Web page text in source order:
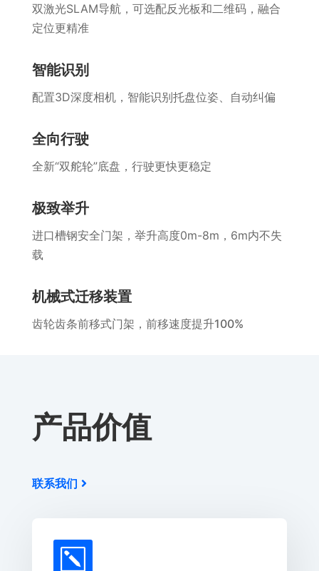
双激光SLAM导航，可选配反光板和二维码，融合
定位更精准
智能识别
配置3D深度相机，智能识别托盘位姿、自动纠偏
全向行驶
全新“双舵轮”底盘，行驶更快更稳定
极致举升
进口槽钢安全门架，举升高度0m-8m，6m内不失
载
机械式迁移装置
齿轮齿条前移式门架，前移速度提升100%
产品价值
联系我们
k